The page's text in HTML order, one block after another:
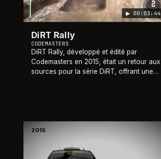
▶ 00:03:44
DiRT Rally
CODEMASTERS
DiRT Rally, développé et édité par
Codemasters en 2015, était un retour aux
sources pour la série DiRT, offrant une
2015